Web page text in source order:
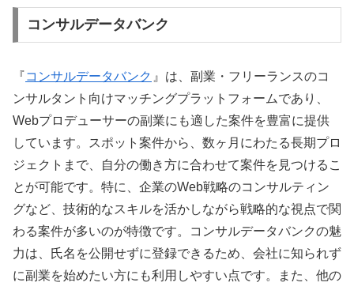
コンサルデータバンク
『コンサルデータバンク 』は、副業・フリーランスのコ
ンサルタント向けマッチングプラットフォームであり、
Webプロデューサーの副業にも適した案件を豊富に提供
しています。スポット案件から、数ヶ月にわたる長期プロ
ジェクトまで、自分の働き方に合わせて案件を見つけるこ
とが可能です。特に、企業のWeb戦略のコンサルティン
グなど、技術的なスキルを活かしながら戦略的な視点で関
わる案件が多いのが特徴です。コンサルデータバンクの魅
力は、氏名を公開せずに登録できるため、会社に知られず
に副業を始めたい方にも利用しやすい点です。また、他の